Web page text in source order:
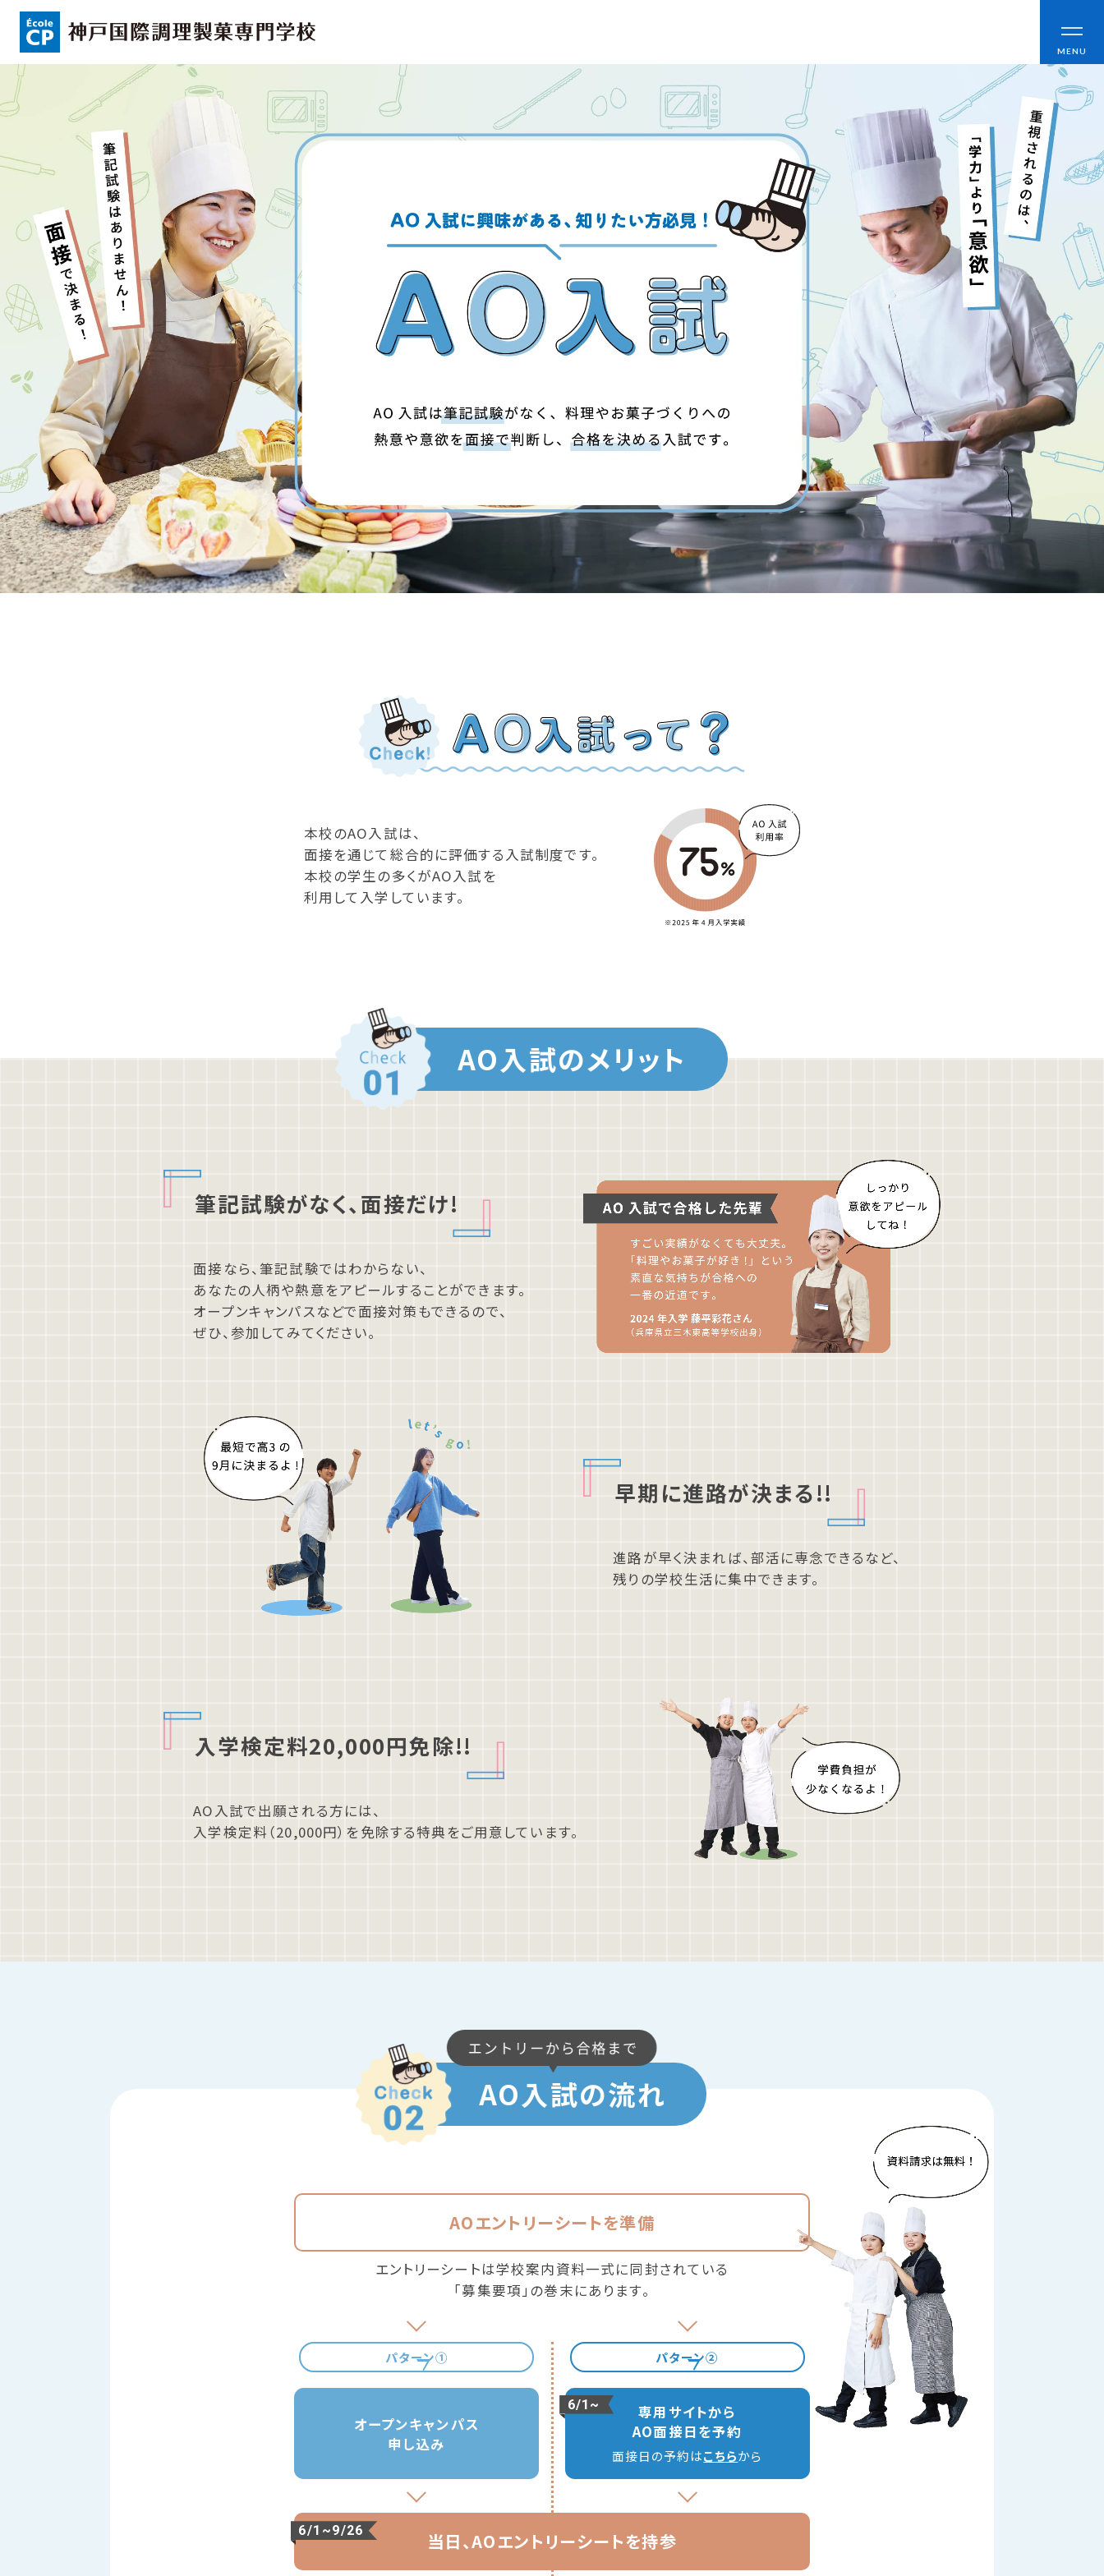
MENU
CLOSE
コンセプト
可能性を応援する3つの特長
ここから始まる私の未来
日本全国から集まる学生たち
入学情報
指定校推薦入試
一般入試
学校案内
学校法人 育成学園の歩み
理事長メッセージ
学費・奨学金
本校独自の学費サポート制度
学費サポート
住まいサポート
学科紹介
調理学科
製菓学科
Wライセンスコース
資格・就職
資格について
就職について
内定者VOICE
学校の特長
サマーチャレンジ実習
コンクールチャレンジ
海外研修
施設・設備紹介
先生紹介
キャンパスライフ
コックコート紹介
高校生の方へ
社会人・大学生・短大生の方へ
留学生の方へ(for Foreign
卒業生の方へ・
ブログ
職員採用情報
情報公開
よくあるご質問
お問い合わせ
本校のAO入試は、
面接を通じて総合的に評価する入試制度です。
本校の学生の多くがAO入試を
利用して入学しています。
AO入試のメリット
筆記試験がなく、面接だけ!
⾯接なら、筆記試験ではわからない、
あなたの⼈柄や熱意をアピールすることができます。
オープンキャンパスなどで⾯接対策もできるので、
ぜひ、参加してみてください。
早期に進路が決まる!!
進路が早く決まれば、 部活に専念できるなど、
残りの学校⽣活に集中できます。
入学検定料20,000円免除!!
AO⼊試で出願される⽅には、
⼊学検定料（20,000円）を免除する特典をご⽤意しています。
AO入試の流れ
AOエントリーシートを準備
エントリーシートは学校案内資料一式に同封されている
「募集要項」の巻末にあります。
パターン①
オープンキャンパス
申し込み
パターン②
6/1~
専用サイトから
AO面接日を予約
面接日の予約はこちらから
当日、AOエントリーシートを持参
6/1~9/26